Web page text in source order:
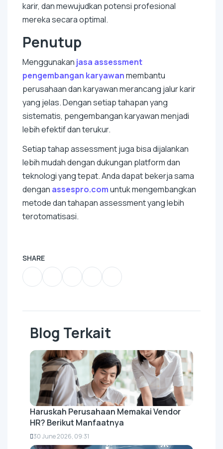
karir, dan mewujudkan potensi profesional
mereka secara optimal.
Penutup
Menggunakan jasa assessment
pengembangan karyawanmembantu
perusahaan dan karyawan merancang jalur karir
yang jelas. Dengan setiap tahapan yang
sistematis, pengembangan karyawan menjadi
lebih efektif dan terukur.
Setiap tahap assessment juga bisa dijalankan
lebih mudah dengan dukungan platform dan
teknologi yang tepat. Anda dapat bekerja sama
dengan assespro.comuntuk mengembangkan
metode dan tahapan assessment yang lebih
terotomatisasi.
SHARE
Blog Terkait
Haruskah Perusahaan Memakai Vendor
HR? Berikut Manfaatnya
30 June 2026, 09:31